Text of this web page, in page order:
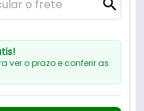
ver o prazo e conferir as